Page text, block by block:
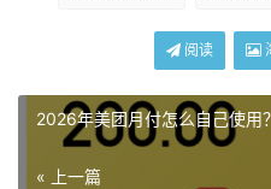
阅读
2026年美团月付怎么自己使用
« 上一篇